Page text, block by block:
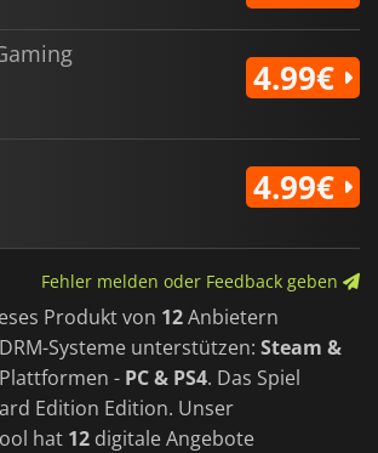
4.99€
4.99€
Fehler melden oder Feedback geben
Produkt von 12Anbietern
DRM-Systeme unterstützen: Steam &
Plattformen - PC & PS4. Das Spiel
Edition Edition. Unser
hat 12 digitale Angebote